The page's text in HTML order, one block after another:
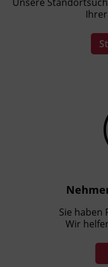
Sie haben
Wir